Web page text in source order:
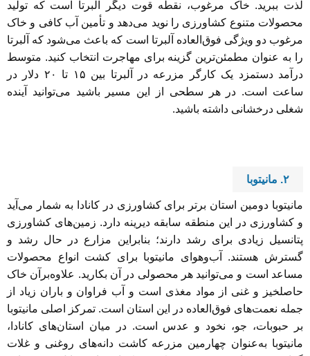
لذت ببرید. خاک مرغوب، نقطه قوت دیگر آلبرتا است که تولید
محصولات متنوع کشاورزی را نوید می‌دهد و تأمین آب کافی و خاک
مرغوب دو ویژگی فوق‌العاده آلبرتا است که باعث می‌شود که آلبرتا
را به عنوان مطمئن‌ترین گزینه برای مهاجرت انتخاب کنید. متوسط
درآمد دستمزد یک کارگر مزرعه در آلبرتا بین ۱۵ تا ۲۰ دلار در
ساعت است. در هر سطحی از این مسیر باشید می‌توانید آینده
شغلی درخشانی داشته باشید.
۲. مانیتوبا
مانیتوبا دومین استان برتر برای کشاورزی در کانادا به شمار می‌آید
و کشاورزی در این منطقه سابقه دیرینه دارد. زمین‌های کشاورزی
پتانسیل زیادی برای رشد دارند؛ بنابراین مزارع در حال رشد و
گسترش هستند. آب‌وهوای مانیتوبا برای کشت انواع محصولات
مساعد است و می‌توانید هر محصولی در آن بکارید. علاوه‌برآن خاک
حاصلخیز و غنی از مواد مغذی است و آب فراوان و باران زیاد از
جمله نعمت‌های فوق‌العاده در این استان است. تمرکز اصلی مانیتوبا
بر حبوبات، جو، نخود و عدس است. در میان استان‌های کانادا،
مانیتوبا به‌عنوان چهارمین مزرعه کاشت دانه‌های روغنی و غلات